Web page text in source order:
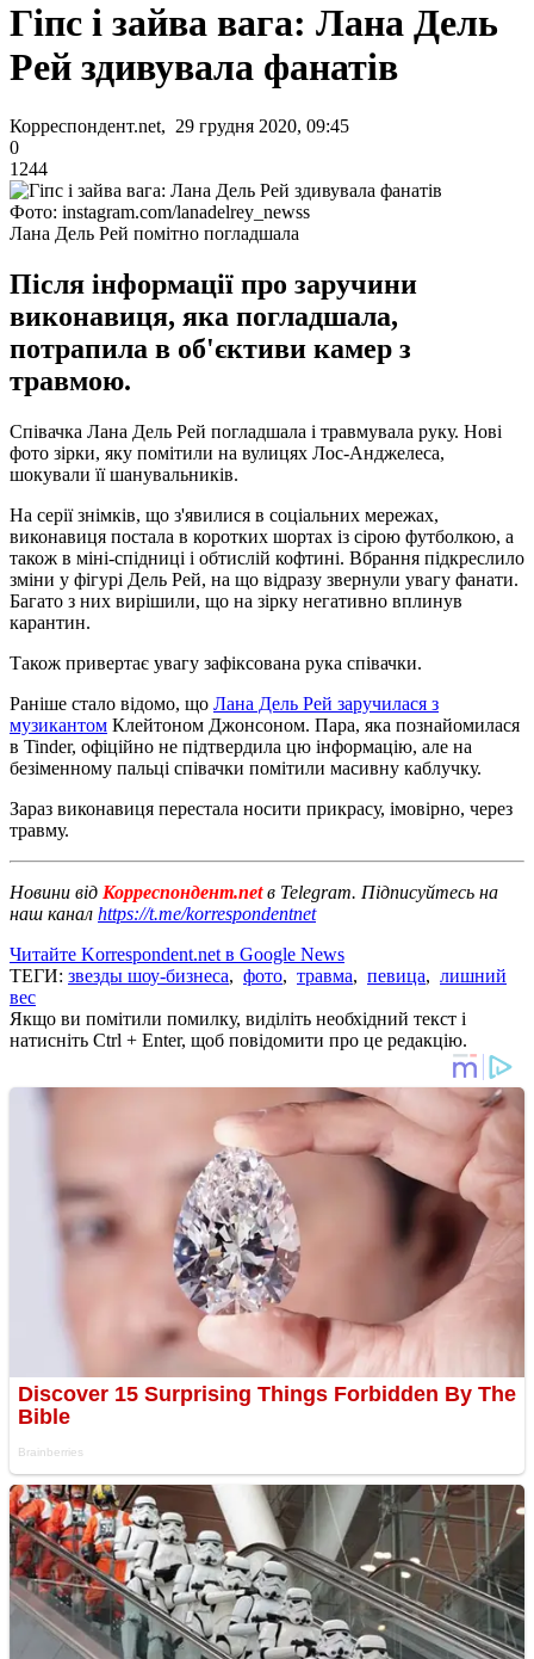
Гіпс і зайва вага: Лана Дель
Рей здивувала фанатів
Корреспондент.net, 29 грудня 2020, 09:45
0
1244
Фото: instagram.com/lanadelrey_newss
Лана Дель Рей помітно погладшала
Після інформації про заручини
виконавиця, яка погладшала,
потрапила в об'єктиви камер з
травмою.
Співачка Лана Дель Рей погладшала і травмувала руку. Нові
фото зірки, яку помітили на вулицях Лос-Анджелеса,
шокували її шанувальників.
На серії знімків, що з'явилися в соціальних мережах,
виконавиця постала в коротких шортах із сірою футболкою, а
також в міні-спідниці і обтислій кофтині. Вбрання підкреслило
зміни у фігурі Дель Рей, на що відразу звернули увагу фанати.
Багато з них вирішили, що на зірку негативно вплинув
карантин.
Також привертає увагу зафіксована рука співачки.
Раніше стало відомо, що Лана Дель Рей заручилася з
музикантом Клейтоном Джонсоном. Пара, яка познайомилася
в Tinder, офіційно не підтвердила цю інформацію, але на
безіменному пальці співачки помітили масивну каблучку.
Зараз виконавиця перестала носити прикрасу, імовірно, через
травму.
Новини від Корреспондент.netв Telegram. Підписуйтесь на
наш канал https://t.me/korrespondentnet
Читайте Korrespondent.net в Google News
ТЕГИ: звезды шоу-бизнеса, фото, травма, певица, лишний
вес
Якщо ви помітили помилку, виділіть необхідний текст і
натисніть Ctrl + Enter, щоб повідомити про це редакцію.